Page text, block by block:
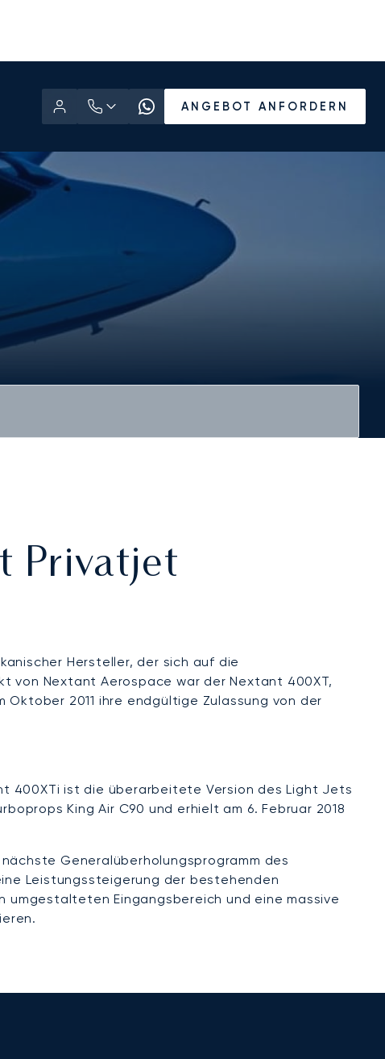
ANGEBOT ANFORDERN
Privatjet
Hersteller, der sich auf die
von Nextant Aerospace war der Nextant 400XT,
2011 ihre endgültige Zulassung von der
400XTi ist die überarbeitete Version des Light Jets
King Air C90 und erhielt am 6. Februar 2018
Generalüberholungsprogramm des
Leistungssteigerung der bestehenden
Eingangsbereich und eine massive